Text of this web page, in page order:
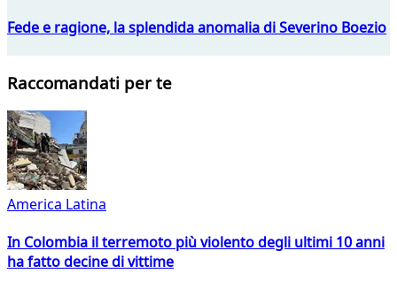
Fede e ragione, la splendida anomalia di Severino Boezio
Raccomandati per te
America Latina
In Colombia il terremoto più violento degli ultimi 10 anni
ha fatto decine di vittime